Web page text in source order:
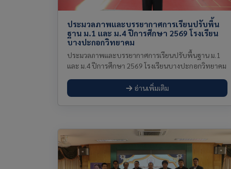
ประมวลภาพและบรรยากาศการเรียนปรับพื้น
ฐาน ม.1 และ ม.4 ปีการศึกษา 2569 โรงเรียน
บางปะกอกวิทยาคม
ประมวลภาพและบรรยากาศการเรียนปรับพื้นฐาน ม.1
และ ม.4 ปีการศึกษา 2569 โรงเรียนบางปะกอกวิทยาคม
อ่านเพิ่มเติม